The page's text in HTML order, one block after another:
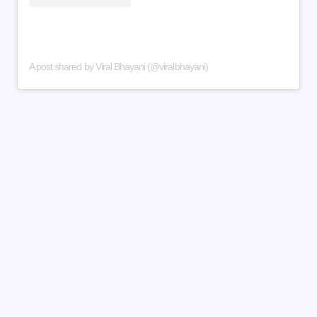
A post shared by Viral Bhayani (@viralbhayani)